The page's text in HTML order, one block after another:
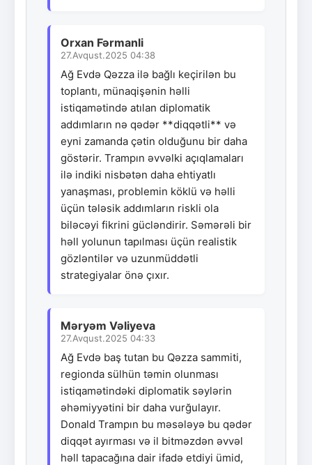
Orxan Fərmanli
27.Avqust.2025 04:38
Ağ Evdə Qəzza ilə bağlı keçirilən bu
toplantı, münaqişənin həlli
istiqamətində atılan diplomatik
addımların nə qədər **diqqətli** və
eyni zamanda çətin olduğunu bir daha
göstərir. Trampın əvvəlki açıqlamaları
ilə indiki nisbətən daha ehtiyatlı
yanaşması, problemin köklü və həlli
üçün tələsik addımların riskli ola
biləcəyi fikrini gücləndirir. Səmərəli bir
həll yolunun tapılması üçün realistik
gözləntilər və uzunmüddətli
strategiyalar önə çıxır.
Məryəm Vəliyeva
27.Avqust.2025 04:33
Ağ Evdə baş tutan bu Qəzza sammiti,
regionda sülhün təmin olunması
istiqamətindəki diplomatik səylərin
əhəmiyyətini bir daha vurğulayır.
Donald Trampın bu məsələyə bu qədər
diqqət ayırması və il bitməzdən əvvəl
həll tapacağına dair ifadə etdiyi ümid,